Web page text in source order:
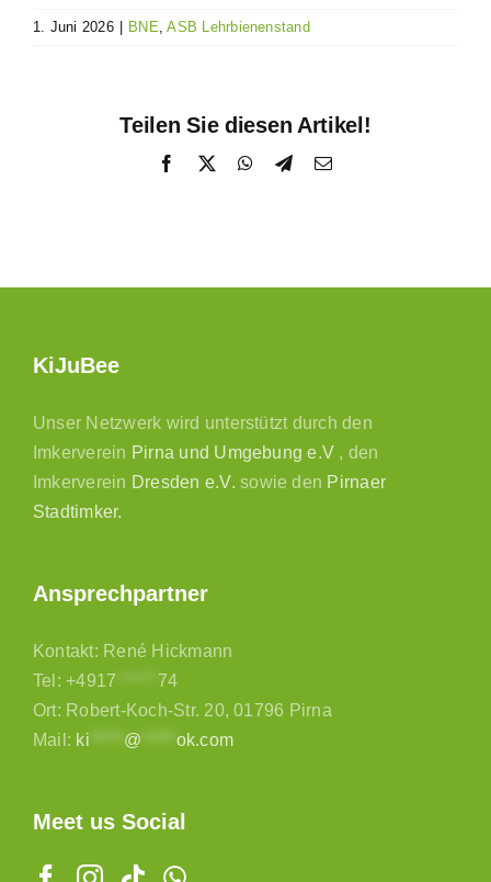
1. Juni 2026 BNE,ASB Lehrbienenstand
Teilen Sie diesen Artikel!
Facebook
X WhatsApp
Telegram
E-
KiJuBee
Unser Netzwerk wird unterstützt durch den
Imkerverein Pirna und Umgebung e.V , den
Imkerverein Dresden e.V. sowie den Pirnaer
Stadtimker.
Ansprechpartner
Kontakt: René Hickmann
Tel:+4917
74
Ort: Robert-Koch-Str. 20, 01796 Pirna
Mail: ki @ ok.com
Meet us Social